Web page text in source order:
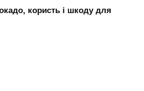
користь і шкоду для